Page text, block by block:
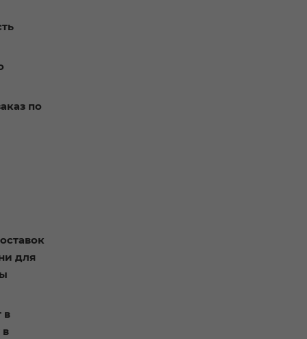
по
для
в
в